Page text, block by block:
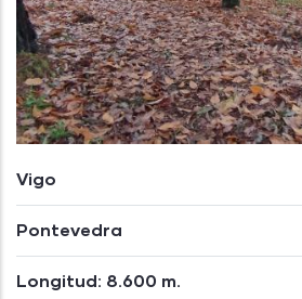
Vigo
Pontevedra
Longitud: 8.600 m.